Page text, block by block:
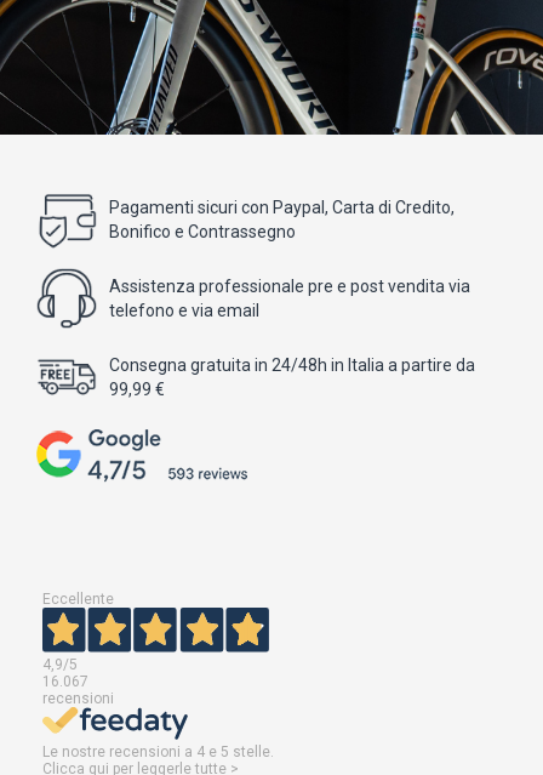
Pagamenti sicuri con Paypal, Carta di Credito,
Bonifico e Contrassegno
Assistenza professionale pre e post vendita via
telefono e via email
Consegna gratuita in 24/48h in Italia a partire da
99,99 €
Eccellente
4,9/5
16.067
recensioni
Le nostre recensioni a 4 e 5 stelle.
Clicca qui per leggerle tutte >